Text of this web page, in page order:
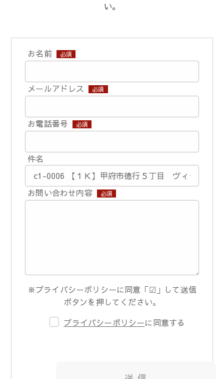
い。
お名前 必須
メールアドレス 必須
お電話番号 必須
件名
お問い合わせ内容 必須
※プライバシーポリシーに同意「☑」して送信
ボタンを押してください。
プライバシーポリシーに同意する